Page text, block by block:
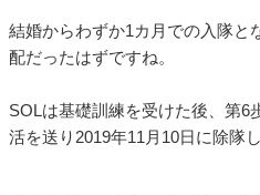
結婚からわずか1カ月での入隊と
配だったはずですね。
SOLは基礎訓練を受けた後、第6
活を送り2019年11月10日に除隊し